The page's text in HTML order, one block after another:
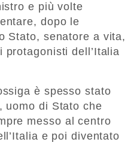
e più volte
dopo le
Stato, senatore a vita,
protagonisti dell’Italia
è spesso stato
uomo di Stato che
messo al centro
e poi diventato